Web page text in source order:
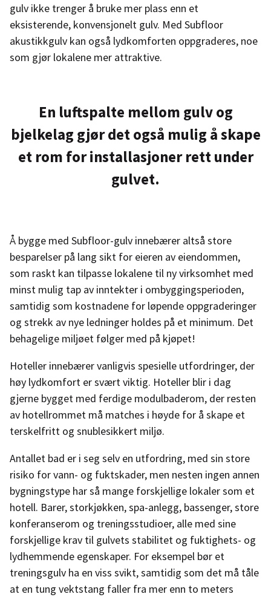
gulv ikke trenger å bruke mer plass enn et
eksisterende, konvensjonelt gulv. Med Subfloor
akustikkgulv kan også lydkomforten oppgraderes, noe
som gjør lokalene mer attraktive.
En luftspalte mellom gulv og
bjelkelag gjør det også mulig å skape
et rom for installasjoner rett under
gulvet.
Å bygge med Subfloor-gulv innebærer altså store
besparelser på lang sikt for eieren av eiendommen,
som raskt kan tilpasse lokalene til ny virksomhet med
minst mulig tap av inntekter i ombyggingsperioden,
samtidig som kostnadene for løpende oppgraderinger
og strekk av nye ledninger holdes på et minimum. Det
behagelige miljøet følger med på kjøpet!
Hoteller innebærer vanligvis spesielle utfordringer, der
høy lydkomfort er svært viktig. Hoteller blir i dag
gjerne bygget med ferdige modulbaderom, der resten
av hotellrommet må matches i høyde for å skape et
terskelfritt og snublesikkert miljø.
Antallet bad er i seg selv en utfordring, med sin store
risiko for vann- og fuktskader, men nesten ingen annen
bygningstype har så mange forskjellige lokaler som et
hotell. Barer, storkjøkken, spa-anlegg, bassenger, store
konferanserom og treningsstudioer, alle med sine
forskjellige krav til gulvets stabilitet og fuktighets- og
lydhemmende egenskaper. For eksempel bør et
treningsgulv ha en viss svikt, samtidig som det må tåle
at en tung vektstang faller fra mer enn to meters